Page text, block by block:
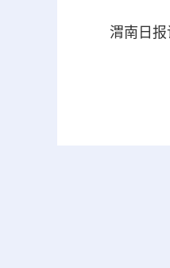
渭南日报